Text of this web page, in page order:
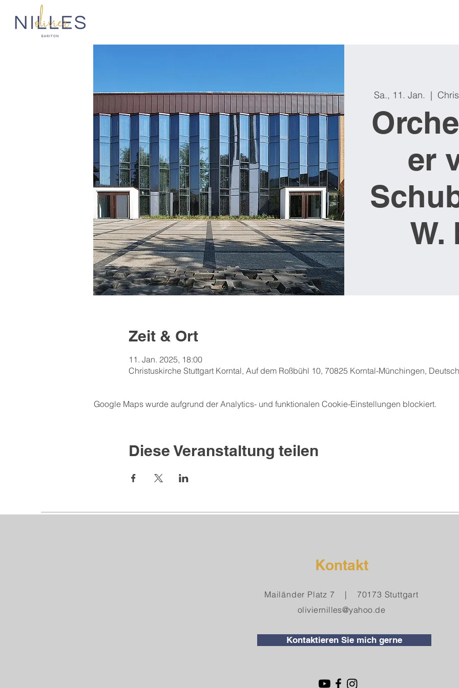
Sa., 11. Jan.
  |
er
W.
Zeit & Ort
11. Jan. 2025, 18:00
Christuskirche Stuttgart Korntal, Auf dem Roßbühl 10, 70825 Korntal-Münchingen,
Google Maps wurde aufgrund der Analytics- und funktionalen Cookie-Einstellungen blockiert.
Diese Veranstaltung teilen
Kontakt
Mailänder Platz 7 | 70173 Stuttgart
oliviernilles@yahoo.de
Kontaktieren Sie mich gerne